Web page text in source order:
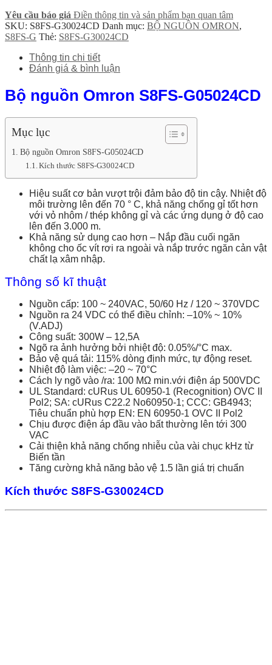
Yêu cầu báo giá Điền thông tin và sản phẩm bạn quan tâm
SKU: S8FS-G30024CD Danh mục: BỘ NGUỒN OMRON,
S8FS-G Thẻ: S8FS-G30024CD
Thông tin chi tiết
Đánh giá & bình luận
Bộ nguồn Omron S8FS-G05024CD
Mục lục
Bộ nguồn Omron S8FS-G05024CD
Kích thước S8FS-G30024CD
Hiệu suất cơ bản vượt trội đảm bảo độ tin cậy. Nhiệt độ
môi trường lên đến 70 ° C, khả năng chống gỉ tốt hơn
với vỏ nhôm / thép không gỉ và các ứng dụng ở độ cao
lên đến 3.000 m.
Khả năng sử dụng cao hơn – Nắp đầu cuối ngăn
không cho ốc vít rơi ra ngoài và nắp trước ngăn cản vật
chất lạ xâm nhập.
Thông số kĩ thuật
Nguồn cấp: 100 ~ 240VAC, 50/60 Hz / 120 ~ 370VDC
Nguồn ra 24 VDC có thể điều chỉnh: –10% ~ 10%
(V.ADJ)
Công suất: 300W – 12,5A
Ngõ ra ảnh hưởng bởi nhiệt độ: 0.05%/°C max.
Bảo vệ quá tải: 115% dòng định mức, tự động reset.
Nhiệt độ làm việc: –20 ~ 70°C
Cách ly ngõ vào /ra: 100 MΩ min.với điện áp 500VDC
UL Standard: cURus UL 60950-1 (Recognition) OVC II
Pol2; SA: cURus C22.2 No60950-1; CCC: GB4943;
Tiêu chuẩn phù hợp EN: EN 60950-1 OVC II Pol2
Chịu được điện áp đầu vào bất thường lên tới 300
VAC
Cải thiện khả năng chống nhiễu của vài chục kHz từ
Biến tần
Tăng cường khả năng bảo vệ 1.5 lần giá trị chuẩn
Kích thước S8FS-G30024CD